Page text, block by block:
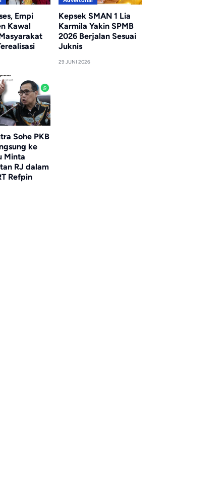
Empi
Kawal
Kepsek SMAN 1 Lia
Karmila Yakin SPMB
2026 Berjalan Sesuai
Juknis
29 JUNI 2026
Sohe PKB
ke
Minta
RJ dalam
Refpin